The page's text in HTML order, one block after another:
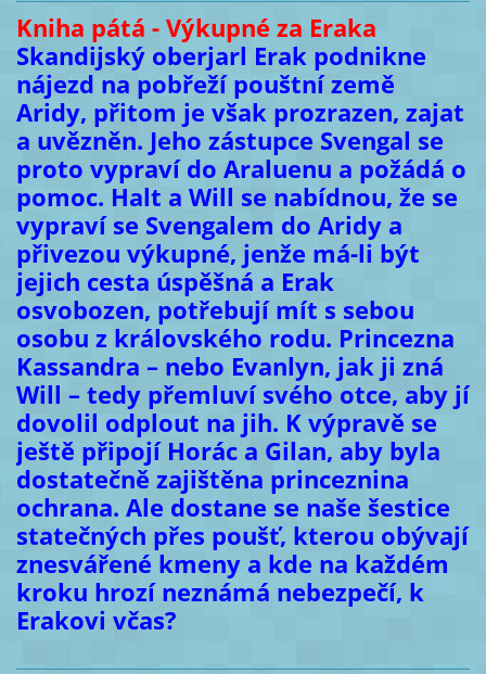
Kniha pátá - Výkupné za Eraka
Skandijský oberjarl Erak podnikne
nájezd na pobřeží pouštní země
Aridy, přitom je však prozrazen, zajat
a uvězněn. Jeho zástupce Svengal se
proto vypraví do Araluenu a požádá o
pomoc. Halt a Will se nabídnou, že se
vypraví se Svengalem do Aridy a
přivezou výkupné, jenže má-li být
jejich cesta úspěšná a Erak
osvobozen, potřebují mít s sebou
osobu z královského rodu. Princezna
Kassandra – nebo Evanlyn, jak ji zná
Will – tedy přemluví svého otce, aby jí
dovolil odplout na jih. K výpravě se
ještě připojí Horác a Gilan, aby byla
dostatečně zajištěna princeznina
ochrana. Ale dostane se naše šestice
statečných přes poušť, kterou obývají
znesvářené kmeny a kde na každém
kroku hrozí neznámá nebezpečí, k
Erakovi včas?